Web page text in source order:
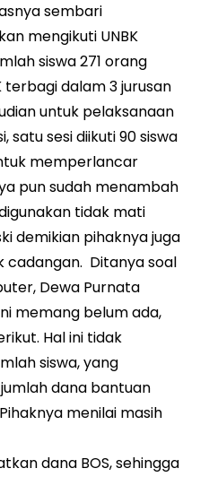
sembari
mengikuti UNBK
siswa 271 orang
terbagi dalam 3 jurusan
untuk pelaksanaan
satu sesi diikuti 90 siswa
memperlancar
pun sudah menambah
tidak mati
demikian pihaknya juga
cadangan. Ditanya soal
Dewa Purnata
memang belum ada,
Hal ini tidak
siswa, yang
dana bantuan
menilai masih
dana BOS, sehingga